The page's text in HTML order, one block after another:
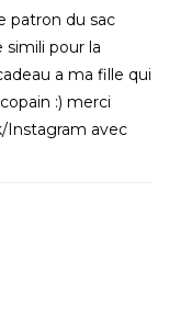
patron du sac
simili pour la
a ma fille qui
:) merci
Instagram avec